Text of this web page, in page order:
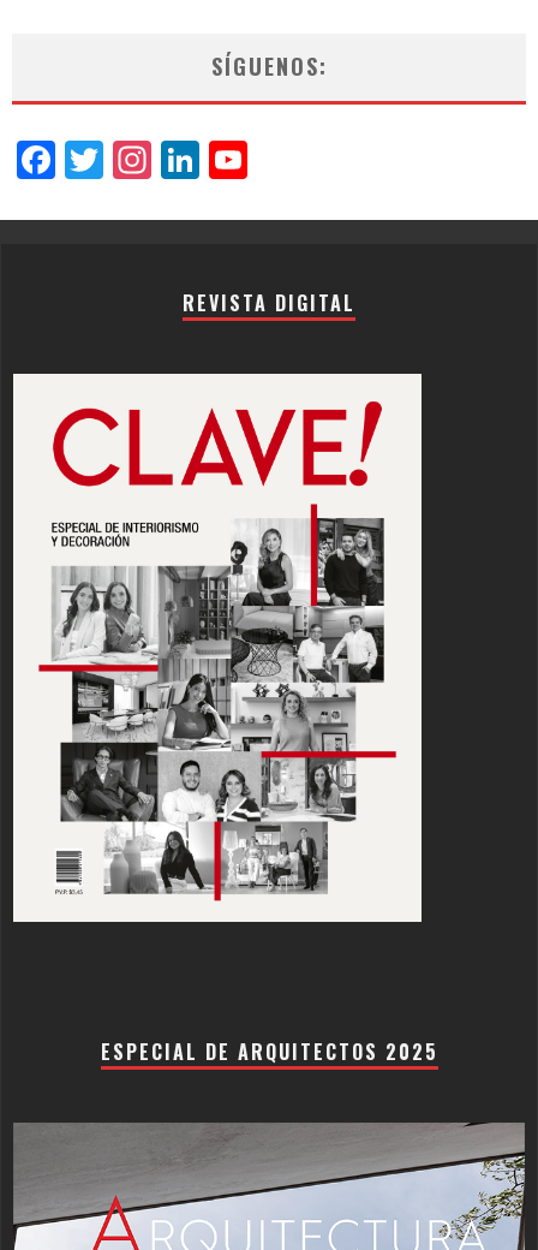
SÍGUENOS:
Facebook
Twitter
Instagram
LinkedIn
REVISTA DIGITAL
ESPECIAL DE ARQUITECTOS 2025